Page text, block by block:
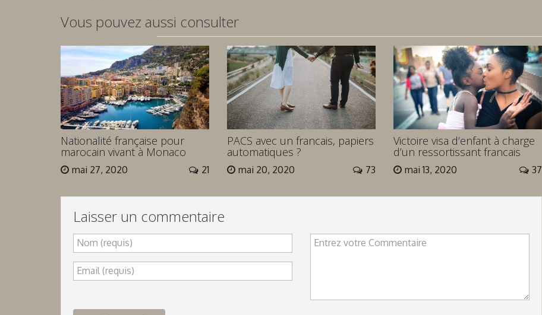
Vous pouvez aussi consulter
Nationalité française pour
marocain vivant à Monaco
mai 27, 2020 21
PACS avec un francais, papiers
automatiques ?
mai 20, 2020 73
Victoire visa d’enfant à charge
d’un ressortissant francais
mai 13, 2020 37
Laisser un commentaire
Nom (requis)
Email (requis)
Entrez votre Commentaire